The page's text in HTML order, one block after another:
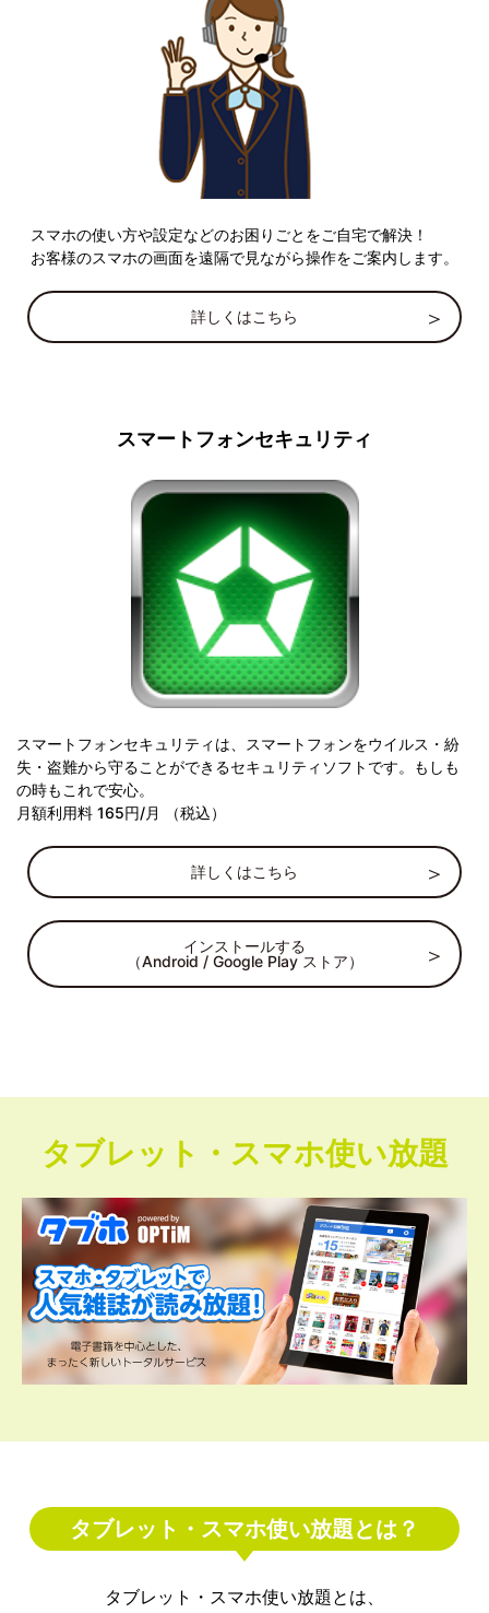
スマホの使い方や設定などのお困りごとをご自宅で解決！
お客様のスマホの画面を遠隔で見ながら操作をご案内します。
詳しくはこちら
スマートフォンセキュリティ
スマートフォンセキュリティは、スマートフォンをウイルス・紛
失・盗難から守ることができるセキュリティソフトです。もしも
の時もこれで安心。
月額利用料 165円/月 （税込）
詳しくはこちら
インストールする
（Android / Google Play ストア）
タブレット・スマホ使い放題
タブレット・スマホ使い放題とは？
タブレット・スマホ使い放題とは、